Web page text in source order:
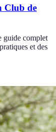
Club de
guide complet
et des